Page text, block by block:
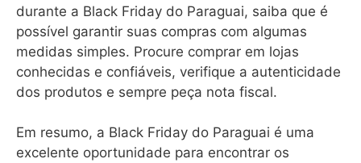
durante a Black Friday do Paraguai, saiba que é
possível garantir suas compras com algumas
medidas simples. Procure comprar em lojas
conhecidas e confiáveis, verifique a autenticidade
dos produtos e sempre peça nota fiscal.
Em resumo, a Black Friday do Paraguai é uma
excelente oportunidade para encontrar os